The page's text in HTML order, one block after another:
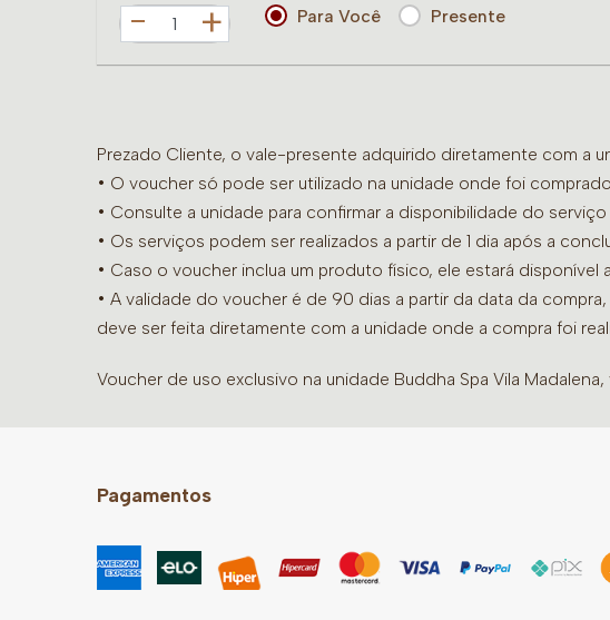
+ Para Você Presente
Prezado Cliente, o vale-presente adquirido diretamente com a
• O voucher só pode ser utilizado na unidade onde foi
• Consulte a unidade para confirmar a disponibilidade do
• Os serviços podem ser realizados a partir de 1 dia após a
• Caso o voucher inclua um produto físico, ele estará
• A validade do voucher é de 90 dias a partir da data da
deve ser feita diretamente com a unidade onde a compra foi
Voucher de uso exclusivo na unidade Buddha Spa Vila
Pagamentos